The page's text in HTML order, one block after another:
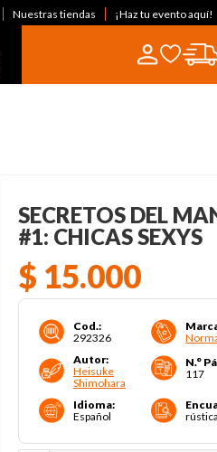
Nuestras tiendas ¡Haz tu evento aquí!
SECRETOS DEL
#1: CHICAS SEXYS
$ 15.000
Cod.:
292326
Autor:
Heisuke
Shimohara
N.°
117
Idioma:
Español
rústica